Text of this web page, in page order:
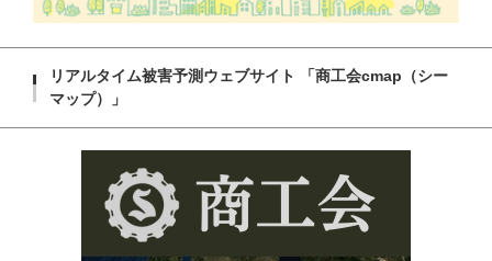
リアルタイム被害予測ウェブサイト 「商工会cmap（シー
マップ）」